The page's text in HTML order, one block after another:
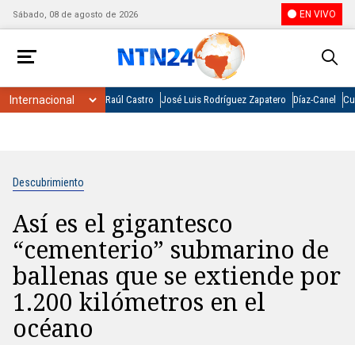
Sábado, 08 de agosto de 2026 EN VIVO
Raúl Castro José Luis Rodríguez Zapatero Díaz-Canel
Descubrimiento
Así es el gigantesco
“cementerio” submarino de
ballenas que se extiende por
1.200 kilómetros en el
océano